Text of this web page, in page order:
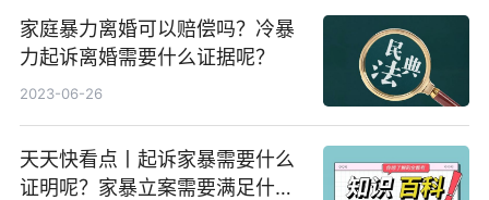
家庭暴力离婚可以赔偿吗？冷暴
力起诉离婚需要什么证据呢？
2023-06-26
天天快看点丨起诉家暴需要什么
证明呢？家暴立案需要满足什么